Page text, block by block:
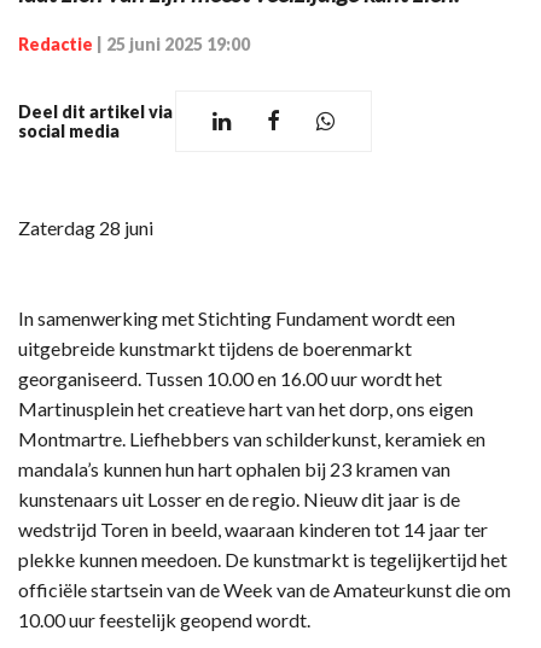
Redactie 25 juni 2025 19:00
Deel dit artikel via
social media
Zaterdag 28 juni
In samenwerking met Stichting Fundament wordt een
uitgebreide kunstmarkt tijdens de boerenmarkt
georganiseerd. Tussen 10.00 en 16.00 uur wordt het
Martinusplein het creatieve hart van het dorp, ons eigen
Montmartre. Liefhebbers van schilderkunst, keramiek en
mandala’s kunnen hun hart ophalen bij 23 kramen van
kunstenaars uit Losser en de regio. Nieuw dit jaar is de
wedstrijd Toren in beeld, waaraan kinderen tot 14 jaar ter
plekke kunnen meedoen. De kunstmarkt is tegelijkertijd het
officiële startsein van de Week van de Amateurkunst die om
10.00 uur feestelijk geopend wordt.